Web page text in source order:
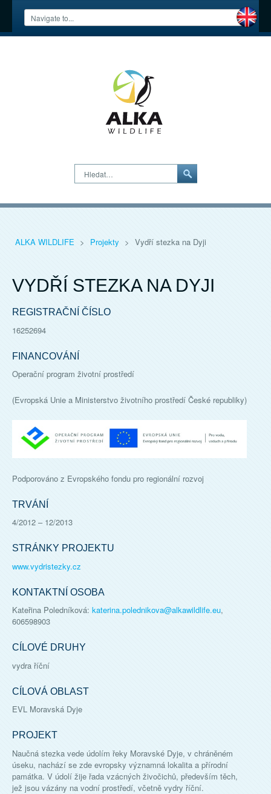
Hledat…
ALKA WILDLIFE > Projekty > Vydří stezka na Dyji
VYDŘÍ STEZKA NA DYJI
REGISTRAČNÍ ČÍSLO
16252694
FINANCOVÁNÍ
Operační program životní prostředí
(Evropská Unie a Ministerstvo životního prostředí České republiky)
Podporováno z Evropského fondu pro regionální rozvoj
TRVÁNÍ
4/2012 – 12/2013
STRÁNKY PROJEKTU
www.vydristezky.cz
KONTAKTNÍ OSOBA
Kateřina Poledníková: katerina.polednikova@alkawildlife.eu,
606598903
CÍLOVÉ DRUHY
vydra říční
CÍLOVÁ OBLAST
EVL Moravská Dyje
PROJEKT
Naučná stezka vede údolím řeky Moravské Dyje, v chráněném
úseku, nachází se zde evropsky významná lokalita a přírodní
památka. V údolí žije řada vzácných živočichů, především těch,
jež jsou vázány na vodní prostředí, včetně vydry říční.